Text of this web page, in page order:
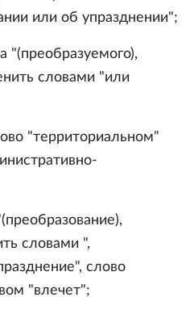
или об упразднении";
"(преобразуемого),
словами "или
"территориальном"
словами ",
слово
"влечет";